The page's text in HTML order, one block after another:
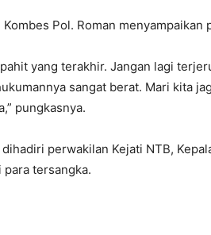
Pol. Roman menyampaikan
yang terakhir. Jangan lagi
sangat berat. Mari kita
pungkasnya.
perwakilan Kejati NTB,
tersangka.